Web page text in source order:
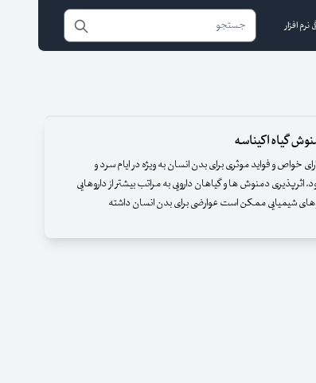
نرم افزار
گیاه اکیناسه
خواص و فواید موثری برای بدن انسان به ویژه در ایام سرد و
اثرپذیری دمنوش ها و گیاهان دارویی به مراتب بیشتر از داروهایی
شیمیایی ممکن است عوارضی برای بدن انسان داشته